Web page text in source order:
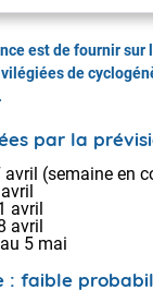
est de fournir
de
par la
(semaine en
avril
avril
5 mai
: faible